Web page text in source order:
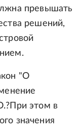
превышать
решений,
"О
этом в
значения